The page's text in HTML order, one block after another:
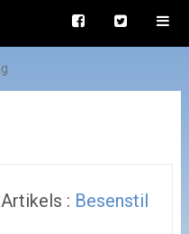
: Besenstil